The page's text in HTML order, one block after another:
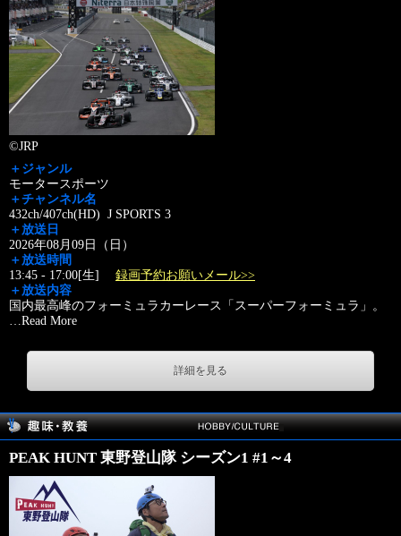
©JRP
＋ジャンル
モータースポーツ
＋チャンネル名
432ch/407ch(HD) J SPORTS 3
＋放送日
2026年08月09日（日）
＋放送時間
13:45 - 17:00[生] 録画予約お願いメール>>
＋放送内容
国内最高峰のフォーミュラカーレース「スーパーフォーミュラ」。
…Read More
詳細を見る
PEAK HUNT 東野登山隊 シーズン1 #1～4